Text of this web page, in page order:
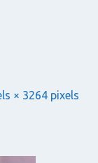
× 3264 pixels